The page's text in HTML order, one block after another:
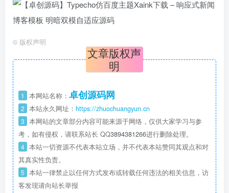
© 版权声明
文章版权声
明
1 本网站名称： 卓创源码网
2 本站永久网址： https://zhuochuangyun.cn
3 本网站的文章部分内容可能来源于网络，仅供大家学习与参
考，如有侵权，请联系站长 QQ3894381266进行删除处理。
4 本站一切资源不代表本站立场，并不代表本站赞同其观点和对
其真实性负责。
5 本站一律禁止以任何方式发布或转载任何违法的相关信息，访
客发现请向站长举报